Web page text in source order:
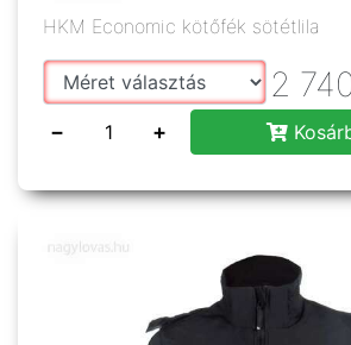
HKM Economic kötőfék sötétlila
2
− +